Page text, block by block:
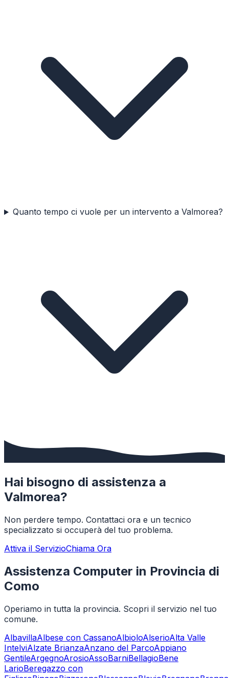
Quanto tempo ci vuole per un intervento a Valmorea?
Hai bisogno di assistenza a
Valmorea?
Non perdere tempo. Contattaci ora e un tecnico
specializzato si occuperà del tuo problema.
Attiva il ServizioChiama Ora
Assistenza Computer in Provincia di
Como
Operiamo in tutta la provincia. Scopri il servizio nel tuo
comune.
AlbavillaAlbese con CassanoAlbioloAlserioAlta Valle
IntelviAlzate BrianzaAnzano del ParcoAppiano
GentileArgegnoArosioAssoBarniBellagioBene
LarioBeregazzo con